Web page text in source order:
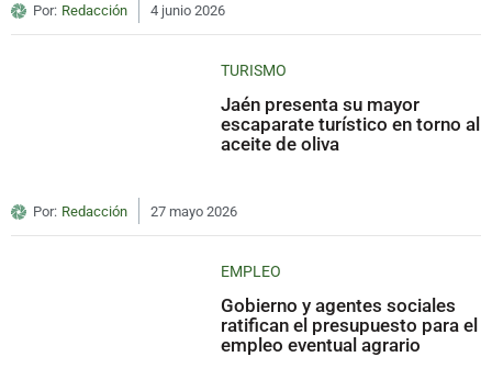
Por: Redacción 4 junio 2026
TURISMO
Jaén presenta su mayor
escaparate turístico en torno al
aceite de oliva
Por: Redacción 27 mayo 2026
EMPLEO
Gobierno y agentes sociales
ratifican el presupuesto para el
empleo eventual agrario